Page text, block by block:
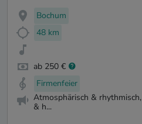
Bochum
48 km
ab 250 €
Firmenfeier
Atmosphärisch &
& h...